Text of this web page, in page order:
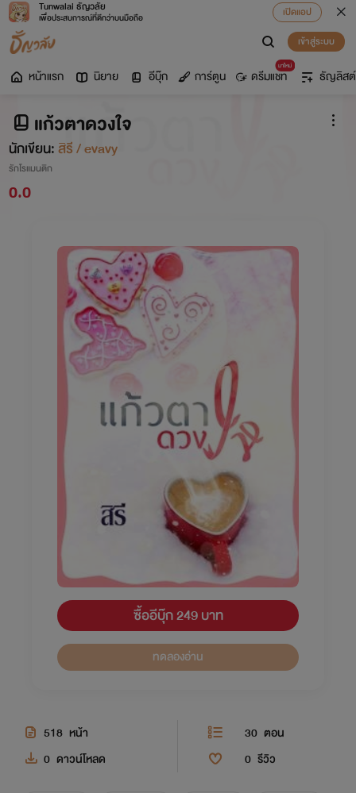
Tunwalai ธัญวลัย
เพื่อประสบการณ์ที่ดีกว่าบนมือถือ
เปิดแอป
เข้าสู่ระบบ
หน้าแรก นิยาย อีบุ๊ก การ์ตูน
มาใหม่
ดรีมแชท ธัญลิสต์
แก้วตาดวงใจ
นักเขียน:สิรี / evavy
รักโรแมนติก
0.0
ซื้ออีบุ๊ก 249 บาท
ทดลองอ่าน
518 หน้า 30 ตอน
0 ดาวน์โหลด 0 รีวิว